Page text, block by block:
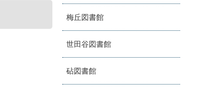
梅丘図書館
世田谷図書館
砧図書館